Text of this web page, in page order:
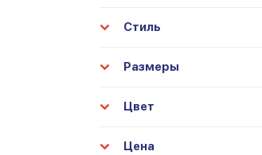
Стиль
Размеры
Цвет
Цена